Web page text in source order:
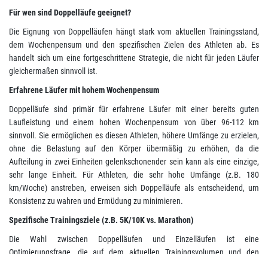
Für wen sind Doppelläufe geeignet?
Die Eignung von Doppelläufen hängt stark vom aktuellen Trainingsstand,
dem Wochenpensum und den spezifischen Zielen des Athleten ab. Es
handelt sich um eine fortgeschrittene Strategie, die nicht für jeden Läufer
gleichermaßen sinnvoll ist.
Erfahrene Läufer mit hohem Wochenpensum
Doppelläufe sind primär für erfahrene Läufer mit einer bereits guten
Laufleistung und einem hohen Wochenpensum von über 96-112 km
sinnvoll. Sie ermöglichen es diesen Athleten, höhere Umfänge zu erzielen,
ohne die Belastung auf den Körper übermäßig zu erhöhen, da die
Aufteilung in zwei Einheiten gelenkschonender sein kann als eine einzige,
sehr lange Einheit. Für Athleten, die sehr hohe Umfänge (z.B. 180
km/Woche) anstreben, erweisen sich Doppelläufe als entscheidend, um
Konsistenz zu wahren und Ermüdung zu minimieren.
Spezifische Trainingsziele (z.B. 5K/10K vs. Marathon)
Die Wahl zwischen Doppelläufen und Einzelläufen ist eine
Optimierungsfrage, die auf dem aktuellen Trainingsvolumen und den